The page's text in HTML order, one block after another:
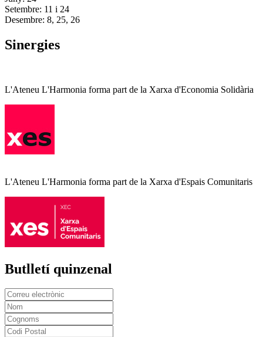
Setembre: 11 i 24
Desembre: 8, 25, 26
Sinergies
L'Ateneu L'Harmonia forma part de la Xarxa d'Economia Solidària
L'Ateneu L'Harmonia forma part de la Xarxa d'Espais Comunitaris
Butlletí quinzenal